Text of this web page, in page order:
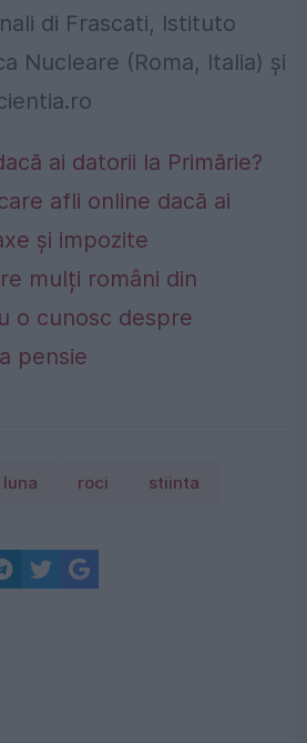
di Frascati, Istituto
Nucleare (Roma, Italia) şi
ai datorii la Primărie?
afli online dacă ai
și impozite
mulți români din
o cunosc despre
pensie
luna roci stiinta